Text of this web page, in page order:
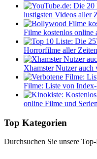
lustigsten Videos aller
Filme kostenlos online
Horrorfilme aller
Xhamster Nutzer
Filme: Liste von
online Filme und
Top Kategorien
Durchsuchen Sie unsere